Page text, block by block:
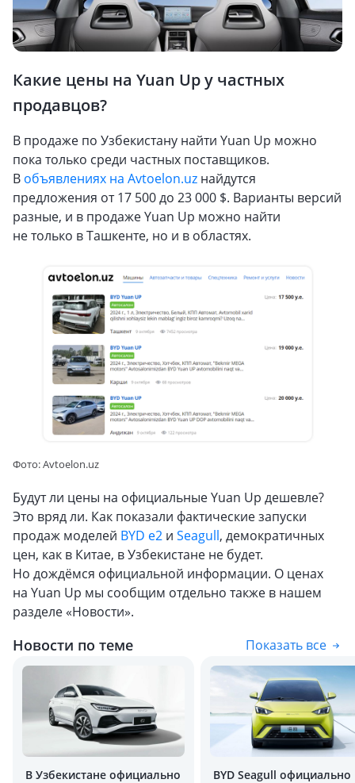
Какие цены на Yuan Up у частных
продавцов?
В продаже по Узбекистану найти Yuan Up можно
пока только среди частных поставщиков.
В объявлениях на Avtoelon.uz найдутся
предложения от 17 500 до 23 000 $. Варианты версий
разные, и в продаже Yuan Up можно найти
не только в Ташкенте, но и в областях.
Фото: Avtoelon.uz
Будут ли цены на официальные Yuan Up дешевле?
Это вряд ли. Как показали фактические запуски
продаж моделей BYD e2 и Seagull, демократичных
цен, как в Китае, в Узбекистане не будет.
Но дождёмся официальной информации. О ценах
на Yuan Up мы сообщим отдельно также в нашем
разделе «Новости».
Новости по теме Показать все
В Узбекистане официально
BYD Seagull официально